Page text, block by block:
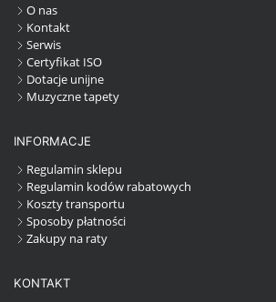
O nas
Kontakt
Serwis
Certyfikat ISO
Dotacje unijne
Muzyczne tapety
INFORMACJE
Regulamin sklepu
Regulamin kodów rabatowych
Koszty transportu
Sposoby płatności
Zakupy na raty
KONTAKT